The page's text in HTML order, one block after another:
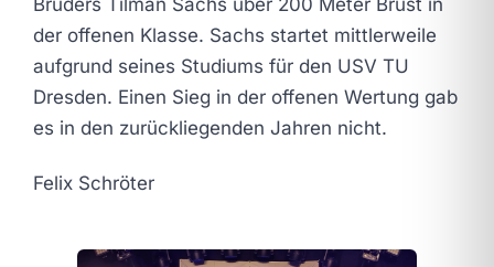
Bruders Tilman Sachs über 200 Meter Brust in
der offenen Klasse. Sachs startet mittlerweile
aufgrund seines Studiums für den USV TU
Dresden. Einen Sieg in der offenen Wertung gab
es in den zurückliegenden Jahren nicht.
Felix Schröter